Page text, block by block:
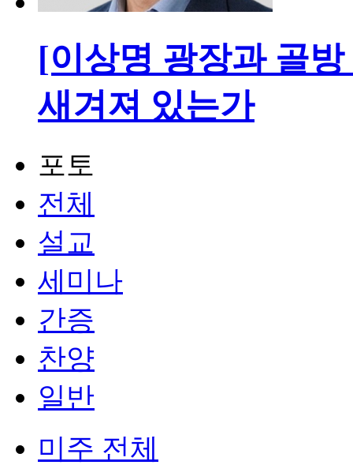
[이상명 광장과 골
새겨져 있는가
포토
전체
설교
세미나
간증
찬양
일반
미주 전체